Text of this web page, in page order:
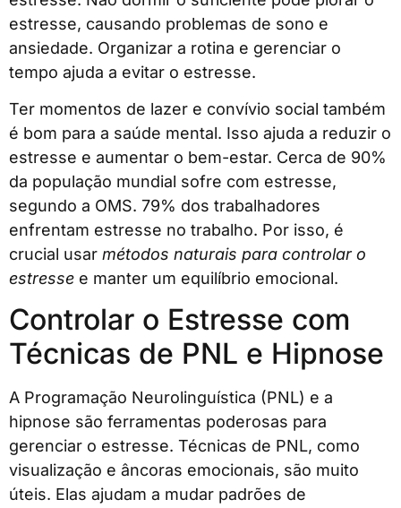
estresse, causando problemas de sono e
ansiedade. Organizar a rotina e gerenciar o
tempo ajuda a evitar o estresse.
Ter momentos de lazer e convívio social também
é bom para a saúde mental. Isso ajuda a reduzir o
estresse e aumentar o bem-estar. Cerca de 90%
da população mundial sofre com estresse,
segundo a OMS. 79% dos trabalhadores
enfrentam estresse no trabalho. Por isso, é
crucial usar métodos naturais para controlar o
estresse e manter um equilíbrio emocional.
Controlar o Estresse com
Técnicas de PNL e Hipnose
A Programação Neurolinguística (PNL) e a
hipnose são ferramentas poderosas para
gerenciar o estresse. Técnicas de PNL, como
visualização e âncoras emocionais, são muito
úteis. Elas ajudam a mudar padrões de